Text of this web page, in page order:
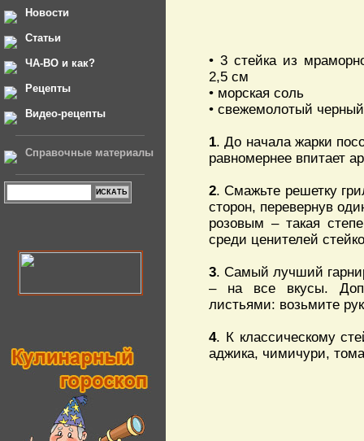
Новости
Статьи
ЧА-ВО и как?
Рецепты
Видео-рецепты
Справочные материалы
• 3 стейка из
2,5 см
• морская соль
• свежемолотый
1. До начала жарки
равномернее впитает
2. Смажьте решетку
сторон, перевернув
розовым – такая
среди ценителей
3. Самый лучший
– на все вкусы.
листьями: возьмите
4. К классическому
аджика, чимичури,